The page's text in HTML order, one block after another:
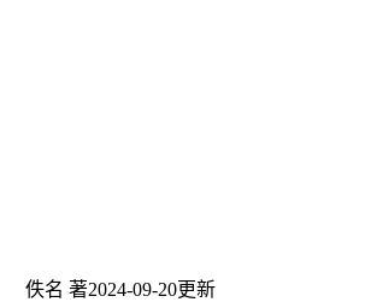
佚名 著2024-09-20更新